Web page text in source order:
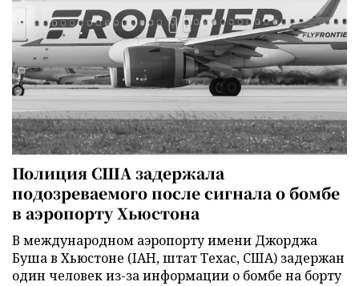
Полиция США задержала
подозреваемого после сигнала о бомбе
в аэропорту Хьюстона
В международном аэропорту имени Джорджа
Буша в Хьюстоне (IAH, штат Техас, США) задержан
один человек из-за информации о бомбе на борту